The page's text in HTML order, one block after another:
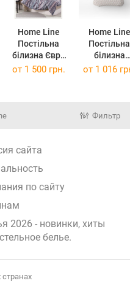
Home Line
Постільна
білизна Євро
Преміум
Home Line
Постільна
білизна
Цвітіння
от 1 500 грн. от 1 016
Фильтр
сайта
по сайту
2026 - новинки, хиты
белье.